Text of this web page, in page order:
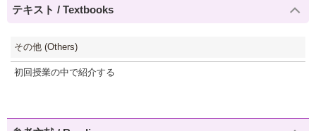
テキスト / Textbooks
その他 (Others)
初回授業の中で紹介する